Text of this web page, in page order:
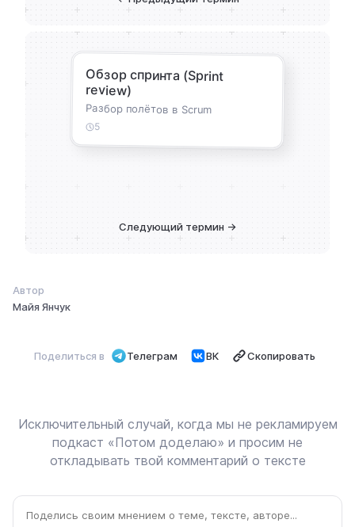
Обзор спринта (Sprint
review)
Разбор полётов в Scrum
5
Следующий термин →
Автор
Майя Янчук
Поделиться в Телеграм ВК Скопировать
Исключительный случай, когда мы не рекламируем
подкаст «Потом доделаю» и просим не
откладывать твой комментарий о тексте